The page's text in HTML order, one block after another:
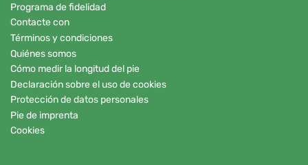
Programa de fidelidad
Contacte con
Términos y condiciones
Quiénes somos
Cómo medir la longitud del pie
Declaración sobre el uso de cookies
Protección de datos personales
Pie de imprenta
Cookies